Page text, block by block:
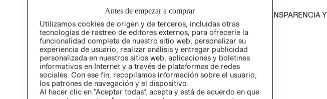
PROGRAMA DE TRANSPARENCIA Y
ÉTICA (INGLÉS)
Antes de empezar a comprar
Utilizamos cookies de origen y de terceros, incluidas otras
tecnologías de rastreo de editores externos, para ofrecerle la
funcionalidad completa de nuestro sitio web, personalizar su
experiencia de usuario, realizar análisis y entregar publicidad
personalizada en nuestros sitios web, aplicaciones y boletines
informativos en Internet y a través de plataformas de redes
sociales. Con ese fin, recopilamos información sobre el usuario,
los patrones de navegación y el dispositivo.
Al hacer clic en “Aceptar todas”, acepta y está de acuerdo en que